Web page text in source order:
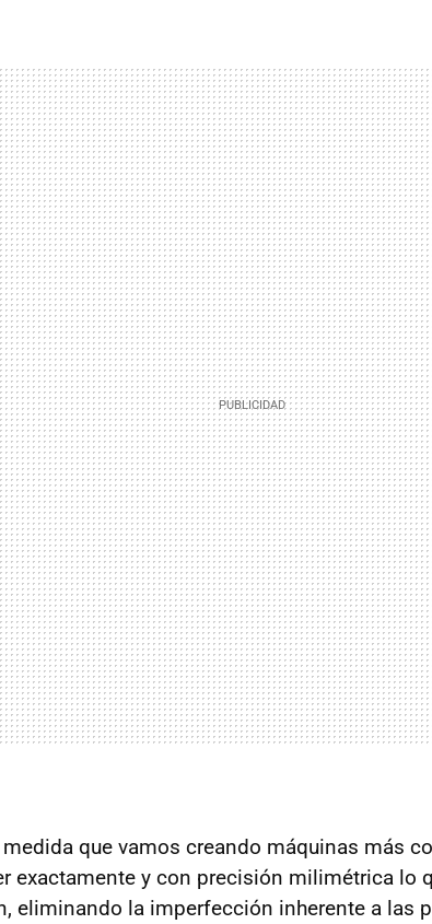
que vamos creando máquinas más
exactamente y con precisión milimétrica lo
eliminando la imperfección inherente a las